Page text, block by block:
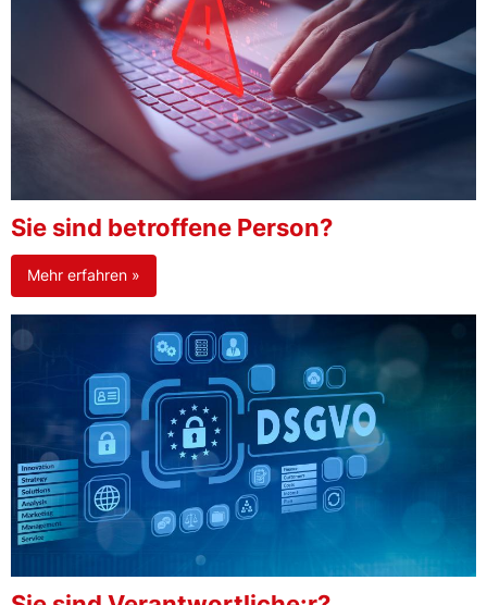
Sie sind betroffene Person?
Mehr erfahren »